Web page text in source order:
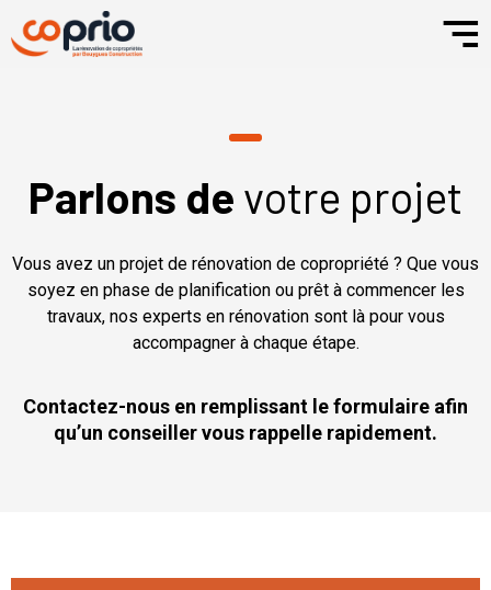
Parlons de votre projet
Vous avez un projet de rénovation de copropriété ? Que vous
soyez en phase de planification ou prêt à commencer les
travaux, nos experts en rénovation sont là pour vous
accompagner à chaque étape.
Contactez-nous en remplissant le formulaire afin
qu’un conseiller vous rappelle rapidement.